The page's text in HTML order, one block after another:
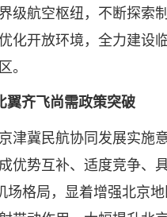
级航空枢纽，不断探索制
化开放环境，全力建设
。
翼齐飞尚需政策突破
冀民航协同发展实施
优势互补、适度竞争、
场格局，显着增强北京